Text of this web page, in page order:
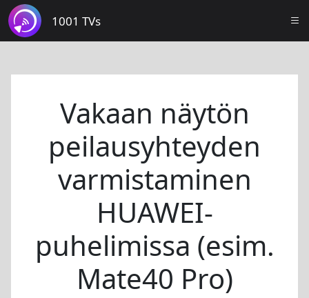
1001 TVs
Vakaan näytön
peilausyhteyden
varmistaminen
HUAWEI-
puhelimissa (esim.
Mate40 Pro)